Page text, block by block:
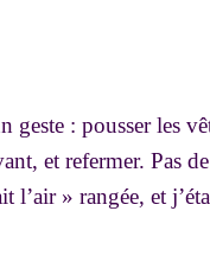
geste : pousser les
et refermer. Pas
» rangée, et